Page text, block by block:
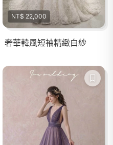
NT$ 22,000
奢華韓風短袖精緻白紗